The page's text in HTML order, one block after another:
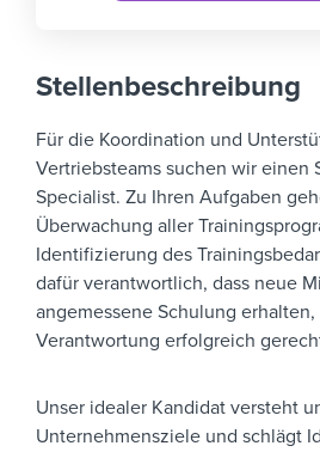
Stellenbeschreibung
Für die Koordination und
Vertriebsteams suchen wir einen
Specialist. Zu Ihren Aufgaben
Überwachung aller
Identifizierung des
dafür verantwortlich, dass neue
angemessene Schulung
Verantwortung erfolgreich
Unser idealer Kandidat versteht
Unternehmensziele und schlägt